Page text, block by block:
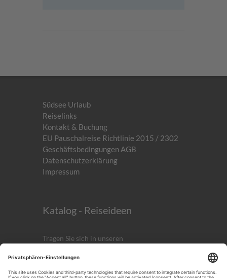
Südsee Urlaub
Reiselinks
Kontakt & Buchung
EU Pauschalreise Richtlinie 2015 / 2302
Geschäftsbedingungen AGB
Datenschutzerklärung
Impressum
Katalog - Reiseideen
Tragen Sie sich in unseren